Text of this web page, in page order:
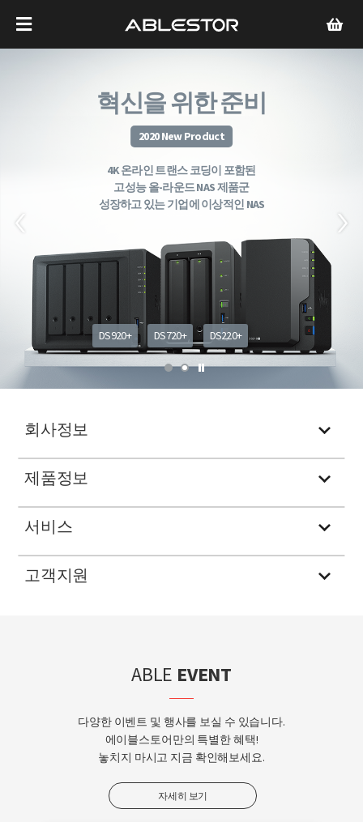
혁신을 위한 준비
2020 New Product
4K 온라인 트랜스 코딩이 포함된
고성능 올-라운드 NAS 제품군
성장하고 있는 기업에 이상적인 NAS
DS920+ DS720+ DS220+
회사정보
공지사항
뉴스/미디어
제품정보
ABLESTACK
서비스
고객지원
전문가 상담 신청
택배 입고 수리 신청
ABLE EVENT
다양한 이벤트 및 행사를 보실 수 있습니다.
에이블스토어만의 특별한 혜택!
놓치지 마시고 지금 확인해보세요.
자세히 보기